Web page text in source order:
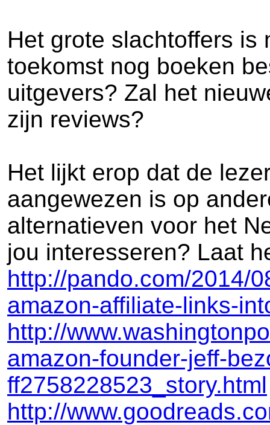
Het grote slachtoffers
toekomst nog boeken
uitgevers? Zal het
zijn reviews?
Het lijkt erop dat de
aangewezen is op
alternatieven voor het
jou interesseren? Laat
http://pando.com/2014/
amazon-affiliate-links-
http://
amazon-founder-jeff-
ff2758228523_story.html
http://